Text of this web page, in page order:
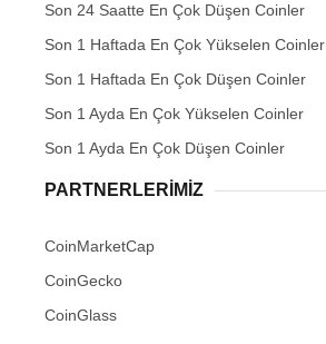
Son 24 Saatte En Çok Düşen Coinler
Son 1 Haftada En Çok Yükselen Coinler
Son 1 Haftada En Çok Düşen Coinler
Son 1 Ayda En Çok Yükselen Coinler
Son 1 Ayda En Çok Düşen Coinler
PARTNERLERIMIZ
CoinMarketCap
CoinGecko
CoinGlass